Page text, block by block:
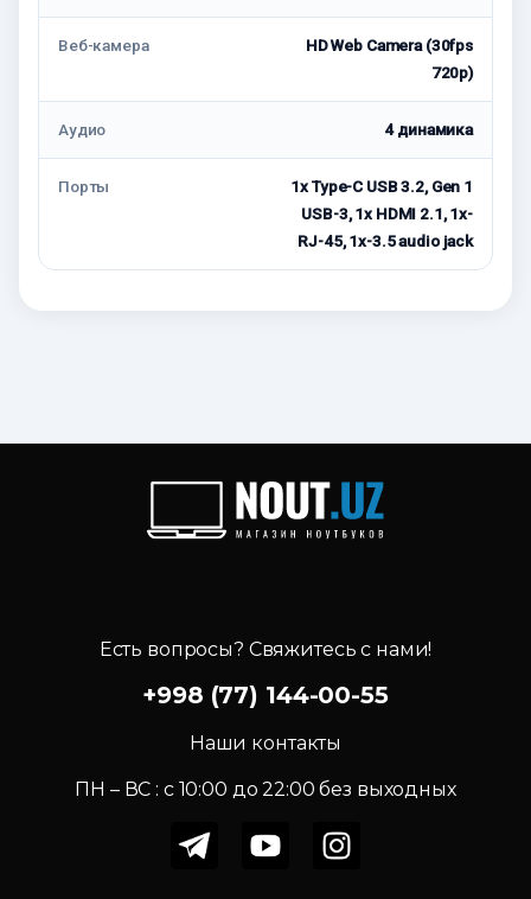
Веб-камера
HD Web Camera (30fps
720p)
Аудио 4 динамика
Порты
1x Type-C USB 3.2, Gen 1
USB-3, 1x HDMI 2.1, 1x-
RJ-45, 1x-3.5 audio jack
Есть вопросы? Свяжитесь с нами!
+998 (77) 144-00-55
Наши контакты
ПН – ВС : c 10:00 до 22:00 без выходных